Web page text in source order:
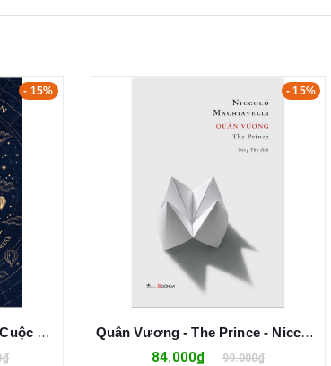
- 15%
Những Người Tìm Kiếm - Cuộc Thám Hiểm Không Ngừng Nghỉ Của Con Người Nhằm Hiểu Thế Giới
- 15%
Quân Vương - The Prince - Niccolò Machiavelli
84.000₫ 99.000₫